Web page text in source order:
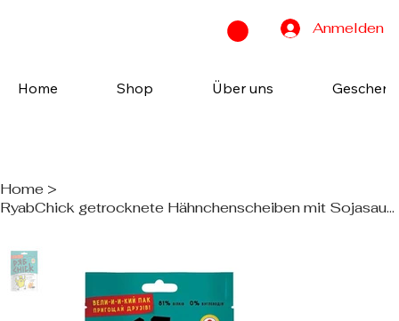
Anmelden
Home Shop Über uns
Home >
RyabChick getrocknete Hähnchenscheiben mit Sojasauce, 30 g